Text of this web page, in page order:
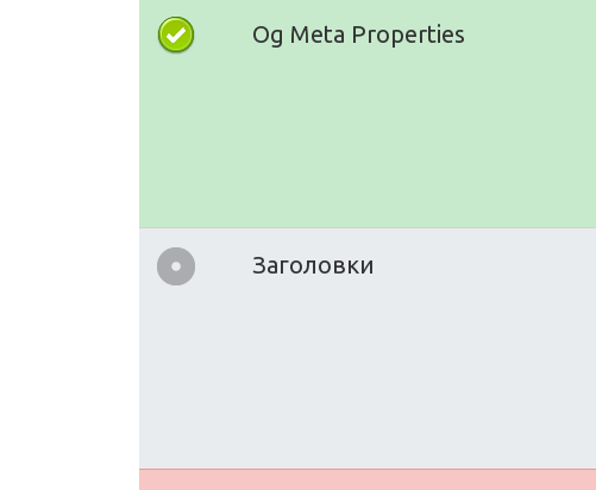
Og Meta Properties
Заголовки